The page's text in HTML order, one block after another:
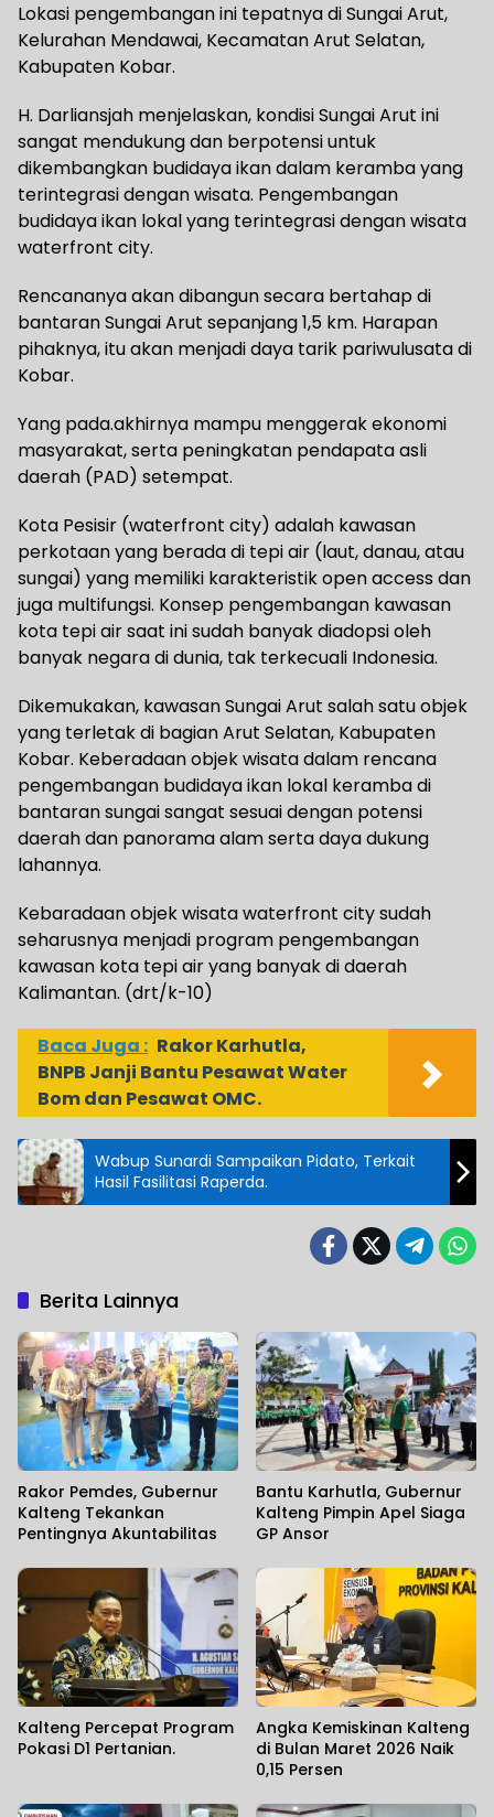
Lokasi pengembangan ini tepatnya di Sungai Arut,
Kelurahan Mendawai, Kecamatan Arut Selatan,
Kabupaten Kobar.
H. Darliansjah menjelaskan, kondisi Sungai Arut ini
sangat mendukung dan berpotensi untuk
dikembangkan budidaya ikan dalam keramba yang
terintegrasi dengan wisata. Pengembangan
budidaya ikan lokal yang terintegrasi dengan wisata
waterfront city.
Rencananya akan dibangun secara bertahap di
bantaran Sungai Arut sepanjang 1,5 km. Harapan
pihaknya, itu akan menjadi daya tarik pariwulusata di
Kobar.
Yang pada.akhirnya mampu menggerak ekonomi
masyarakat, serta peningkatan pendapata asli
daerah (PAD) setempat.
Kota Pesisir (waterfront city) adalah kawasan
perkotaan yang berada di tepi air (laut, danau, atau
sungai) yang memiliki karakteristik open access dan
juga multifungsi. Konsep pengembangan kawasan
kota tepi air saat ini sudah banyak diadopsi oleh
banyak negara di dunia, tak terkecuali Indonesia.
Dikemukakan, kawasan Sungai Arut salah satu objek
yang terletak di bagian Arut Selatan, Kabupaten
Kobar. Keberadaan objek wisata dalam rencana
pengembangan budidaya ikan lokal keramba di
bantaran sungai sangat sesuai dengan potensi
daerah dan panorama alam serta daya dukung
lahannya.
Kebaradaan objek wisata waterfront city sudah
seharusnya menjadi program pengembangan
kawasan kota tepi air yang banyak di daerah
Kalimantan. (drt/k-10)
Baca Juga : Rakor Karhutla,
BNPB Janji Bantu Pesawat Water
Bom dan Pesawat OMC.
Wabup Sunardi Sampaikan Pidato, Terkait
Hasil Fasilitasi Raperda.
Berita Lainnya
Rakor Pemdes, Gubernur
Kalteng Tekankan
Pentingnya Akuntabilitas
Bantu Karhutla, Gubernur
Kalteng Pimpin Apel Siaga
GP Ansor
Kalteng Percepat Program
Pokasi D1 Pertanian.
Angka Kemiskinan Kalteng
di Bulan Maret 2026 Naik
0,15 Persen